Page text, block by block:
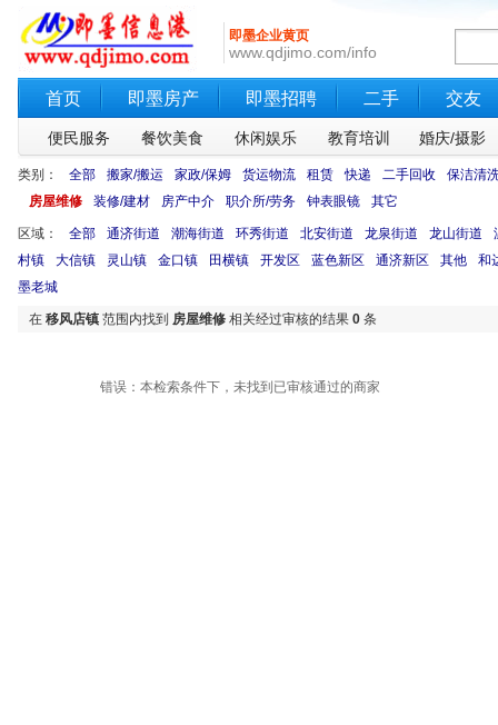
即墨企业黄页
www.qdjimo.com/info
首页 即墨房产 即墨招聘 二手 交友
便民服务 餐饮美食 休闲娱乐 教育培训 婚庆/摄影
类别： 全部 搬家/搬运 家政/保姆 货运物流 租赁 快递 二手回收
保洁清
房屋维修
装修/建材 房产中介 职介所/劳务 钟表眼镜 其它
区域： 全部 通济街道 潮海街道 环秀街道 北安街道 龙泉街道 龙山街道
村镇
大信镇 灵山镇 金口镇 田横镇 开发区 蓝色新区 通济新区 其他
和
墨老城
在 移风店镇 范围内找到 房屋维修 相关经过审核的结果 0 条
错误：本检索条件下，未找到已审核通过的商家